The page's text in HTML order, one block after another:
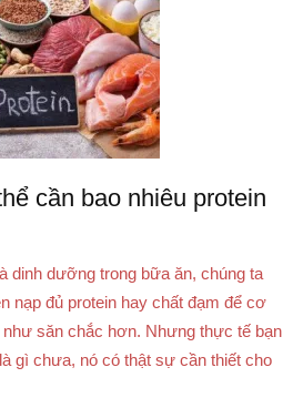
cần bao nhiêu protein
dinh dưỡng trong bữa ăn, chúng ta
nạp đủ protein hay chất đạm để cơ
săn chắc hơn. Nhưng thực tế bạn
gì chưa, nó có thật sự cần thiết cho